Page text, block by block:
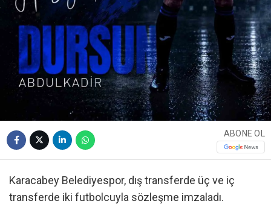
ABONE OL
Karacabey Belediyespor, dış transferde üç ve iç
transferde iki futbolcuyla sözleşme imzaladı.